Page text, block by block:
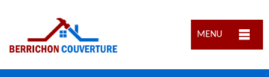
MENU